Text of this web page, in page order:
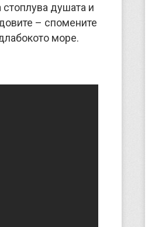
душата и
– спомените
море.